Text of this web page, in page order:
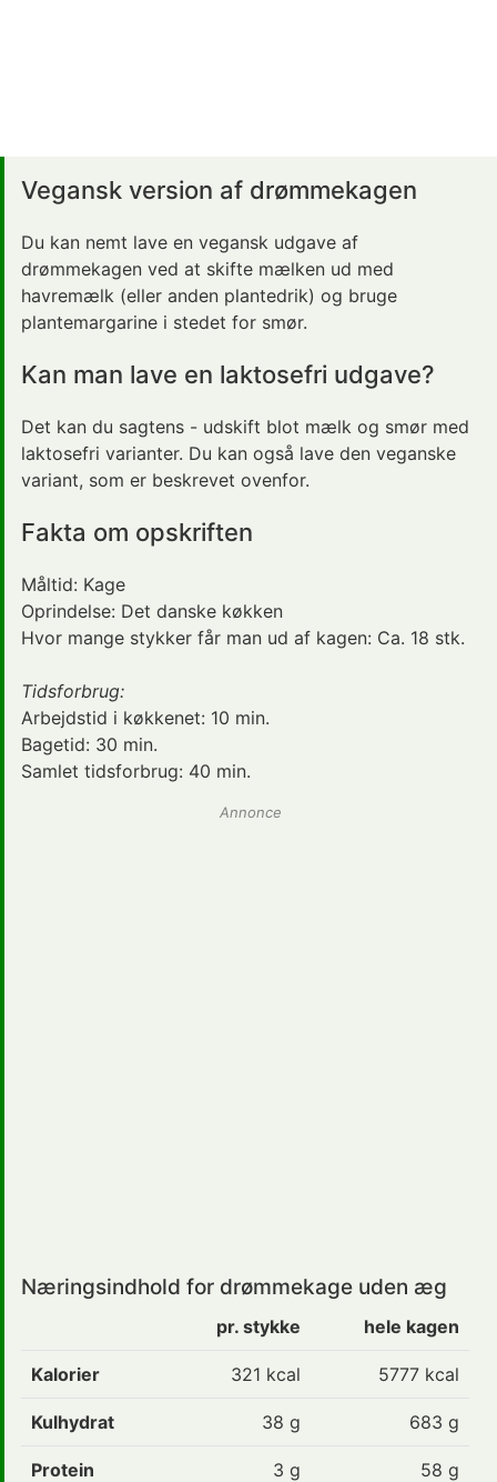
Vegansk version af drømmekagen
Du kan nemt lave en vegansk udgave af
drømmekagen ved at skifte mælken ud med
havremælk (eller anden plantedrik) og bruge
plantemargarine i stedet for smør.
Kan man lave en laktosefri udgave?
Det kan du sagtens - udskift blot mælk og smør med
laktosefri varianter. Du kan også lave den veganske
variant, som er beskrevet ovenfor.
Fakta om opskriften
Måltid: Kage
Oprindelse: Det danske køkken
Hvor mange stykker får man ud af kagen: Ca. 18 stk.
Tidsforbrug:
Arbejdstid i køkkenet: 10 min.
Bagetid: 30 min.
Samlet tidsforbrug: 40 min.
Annonce
Næringsindhold for drømmekage uden æg
pr. stykke hele kagen
Kalorier 321 kcal 5777 kcal
Kulhydrat 38 g 683 g
Protein 3 g 58 g